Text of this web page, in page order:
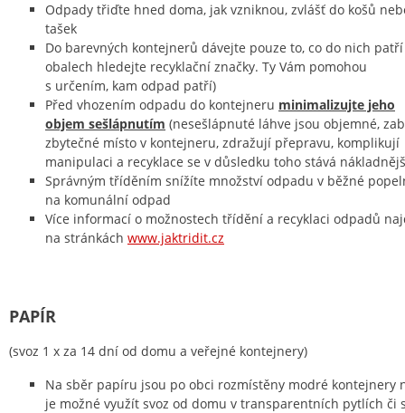
Odpady třiďte hned doma, jak vzniknou, zvlášť do košů
tašek
Do barevných kontejnerů dávejte pouze to, co do nich
obalech hledejte recyklační značky. Ty Vám pomohou
s určením, kam odpad patří)
Před vhozením odpadu do kontejneru minimalizujte jeho
objem sešlápnutím (nesešlápnuté láhve jsou objemné,
zbytečné místo v kontejneru, zdražují přepravu, komplikují
manipulaci a recyklace se v důsledku toho stává
Správným tříděním snížíte množství odpadu v běžné
na komunální odpad
Více informací o možnostech třídění a recyklaci odpadů
na stránkách www.jaktridit.cz
PAPÍR
(svoz 1 x za 14 dní od domu a veřejné kontejnery)
Na sběr papíru jsou po obci rozmístěny modré kontejnery
je možné využít svoz od domu v transparentních pytlích či